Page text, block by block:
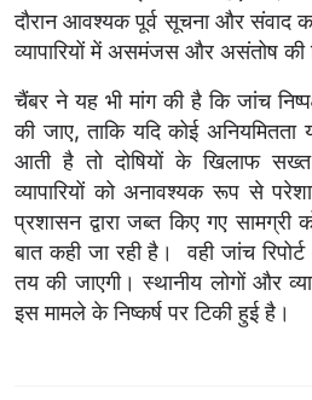
दौरान आवश्यक पूर्व सूचना और संवाद
व्यापारियों में असमंजस और असंतोष की
चैंबर ने यह भी मांग की है कि जांच
की जाए, ताकि यदि कोई अनियमितता
आती है तो दोषियों के खिलाफ सख्त
व्यापारियों को अनावश्यक रूप से
प्रशासन द्वारा जब्त किए गए
बात कही जा रही है। वही जांच
तय की जाएगी। स्थानीय लोगों और
इस मामले के निष्कर्ष पर टिकी हुई है।